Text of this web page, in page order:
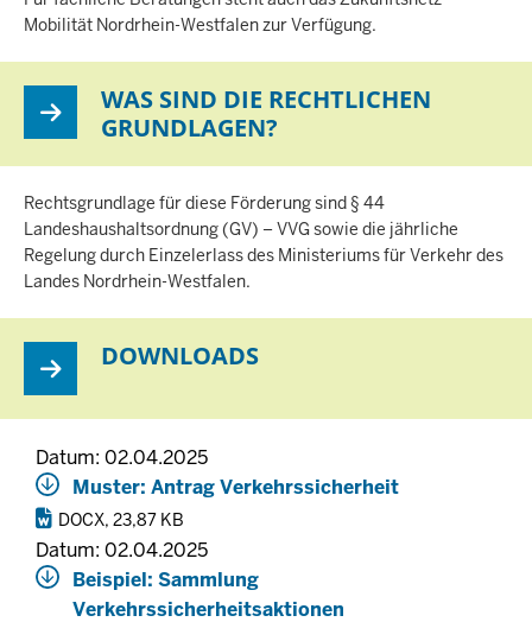
Mobilität Nordrhein-Westfalen zur Verfügung.
WAS SIND DIE RECHTLICHEN
GRUNDLAGEN?
Rechtsgrundlage für diese Förderung sind § 44
Landeshaushaltsordnung (GV) – VVG sowie die jährliche
Regelung durch Einzelerlass des Ministeriums für Verkehr des
Landes Nordrhein-Westfalen.
DOWNLOADS
Datum: 02.04.2025
Muster: Antrag Verkehrssicherheit
DOCX, 23,87 KB
Datum: 02.04.2025
Beispiel: Sammlung
Verkehrssicherheitsaktionen